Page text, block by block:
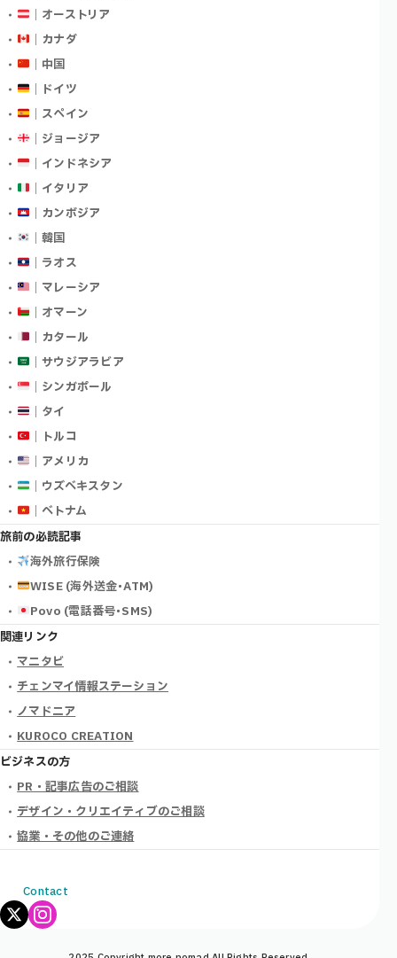
｜オーストリア
｜カナダ
｜中国
｜ドイツ
｜スペイン
｜ジョージア
｜インドネシア
｜イタリア
｜カンボジア
｜韓国
｜ラオス
｜マレーシア
｜オマーン
｜カタール
｜サウジアラビア
｜シンガポール
｜タイ
｜トルコ
｜アメリカ
｜ウズベキスタン
｜ベトナム
旅前の必読記事
海外旅行保険
WISE (海外送金･ATM)
Povo (電話番号･SMS)
関連リンク
マニタビ
チェンマイ情報ステーション
ノマドニア
KUROCO CREATION
ビジネスの方
PR・記事広告のご相談
デザイン・クリエイティブのご相談
協業・その他のご連絡
Contact